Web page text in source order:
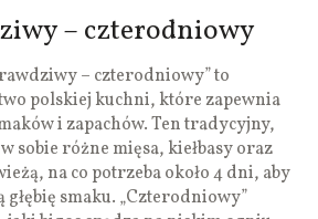
– czterodniowy
– czterodniowy” to
polskiej kuchni, które zapewnia
i zapachów. Ten tradycyjny,
sobie różne mięsa, kiełbasy oraz
na co potrzeba około 4 dni, aby
smaku. „Czterodniowy”